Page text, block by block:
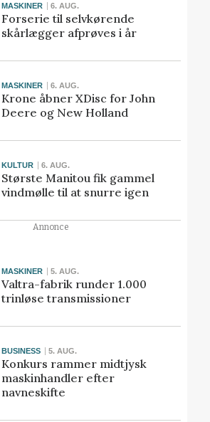
MASKINER 6. AUG.
Forserie til selvkørende
skårlægger afprøves i år
MASKINER 6. AUG.
Krone åbner XDisc for John
Deere og New Holland
KULTUR 6. AUG.
Største Manitou fik gammel
vindmølle til at snurre igen
Annonce
MASKINER 5. AUG.
Valtra-fabrik runder 1.000
trinløse transmissioner
BUSINESS 5. AUG.
Konkurs rammer midtjysk
maskinhandler efter
navneskifte